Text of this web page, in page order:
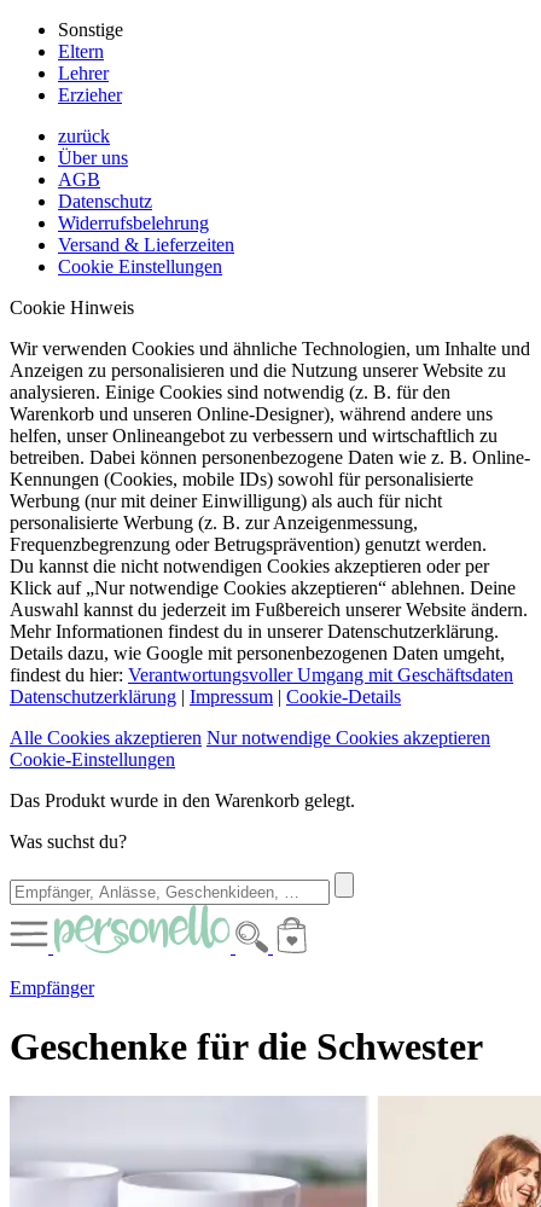
Sonstige
Eltern
Lehrer
Erzieher
zurück
Über uns
AGB
Datenschutz
Widerrufsbelehrung
Versand & Lieferzeiten
Cookie Einstellungen
Cookie Hinweis
Wir verwenden Cookies und ähnliche Technologien, um Inhalte und
Anzeigen zu personalisieren und die Nutzung unserer Website zu
analysieren. Einige Cookies sind notwendig (z. B. für den
Warenkorb und unseren Online-Designer), während andere uns
helfen, unser Onlineangebot zu verbessern und wirtschaftlich zu
betreiben. Dabei können personenbezogene Daten wie z. B. Online-
Kennungen (Cookies, mobile IDs) sowohl für personalisierte
Werbung (nur mit deiner Einwilligung) als auch für nicht
personalisierte Werbung (z. B. zur Anzeigenmessung,
Frequenzbegrenzung oder Betrugsprävention) genutzt werden.
Du kannst die nicht notwendigen Cookies akzeptieren oder per
Klick auf „Nur notwendige Cookies akzeptieren“ ablehnen. Deine
Auswahl kannst du jederzeit im Fußbereich unserer Website ändern.
Mehr Informationen findest du in unserer Datenschutzerklärung.
Details dazu, wie Google mit personenbezogenen Daten umgeht,
findest du hier: Verantwortungsvoller Umgang mit Geschäftsdaten
Datenschutzerklärung | Impressum | Cookie-Details
Alle Cookies akzeptieren Nur notwendige Cookies akzeptieren
Cookie-Einstellungen
Das Produkt wurde in den Warenkorb gelegt.
Was suchst du?
Empfänger
Geschenke für die Schwester